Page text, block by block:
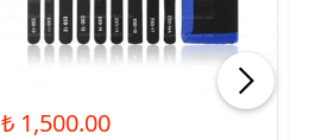
₺ 1,500.00